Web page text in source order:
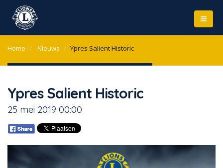
Home Nieuws Ypres Salient Historic
Ypres Salient Historic
25 mei 2019 00:00